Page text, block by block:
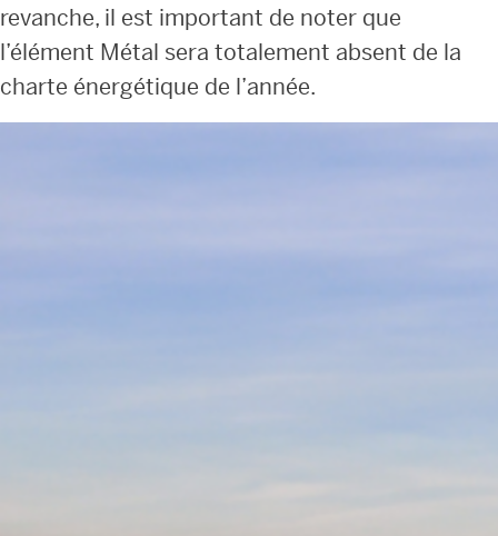
revanche, il est important de noter que
l’élément Métal sera totalement absent de la
charte énergétique de l’année.